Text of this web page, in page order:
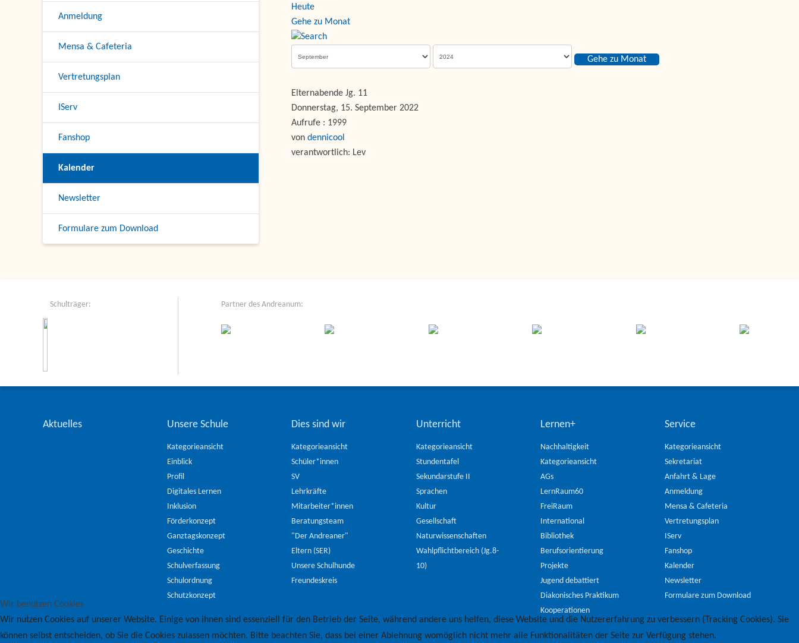
Anmeldung
Mensa & Cafeteria
Vertretungsplan
IServ
Fanshop
Kalender
Newsletter
Formulare zum Download
Heute
Gehe zu Monat
Gehe zu Monat
Elternabende Jg. 11
Donnerstag, 15. September 2022
Aufrufe : 1999
vondennicool
verantwortlich: Lev
Schulträger: Partner des Andreanum:
Aktuelles Unsere Schule
Kategorieansicht
Einblick
Profil
Digitales Lernen
Inklusion
Förderkonzept
Ganztagskonzept
Geschichte
Schulverfassung
Schulordnung
Schutzkonzept
Dies sind wir
Kategorieansicht
Schüler*innen
SV
Lehrkräfte
Mitarbeiter*innen
Beratungsteam
"Der Andreaner"
Eltern (SER)
Unsere Schulhunde
Freundeskreis
Unterricht
Kategorieansicht
Stundentafel
Sekundarstufe II
Sprachen
Kultur
Gesellschaft
Naturwissenschaften
Wahlpflichtbereich (Jg.8-
10)
Lernen+
Nachhaltigkeit
Kategorieansicht
AGs
LernRaum60
FreiRaum
International
Bibliothek
Berufsorientierung
Projekte
Jugend debattiert
Diakonisches Praktikum
Kooperationen
Service
Kategorieansicht
Sekretariat
Anfahrt & Lage
Anmeldung
Mensa & Cafeteria
Vertretungsplan
IServ
Fanshop
Kalender
Newsletter
Formulare zum Download
Wir benutzen Cookies
Wir nutzen Cookies auf unserer Website. Einige von ihnen sind essenziell für den Betrieb der Seite, während andere uns helfen, diese Website und die Nutzererfahrung zu verbessern (Tracking Cookies). Sie
können selbst entscheiden, ob Sie die Cookies zulassen möchten. Bitte beachten Sie, dass bei einer Ablehnung womöglich nicht mehr alle Funktionalitäten der Seite zur Verfügung stehen.